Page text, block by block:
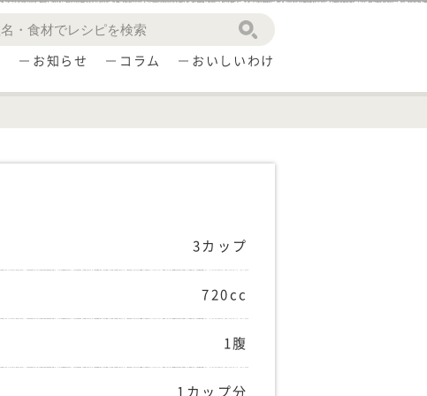
お知らせ コラム おいしいわけ
3カップ
720cc
1腹
1カップ分